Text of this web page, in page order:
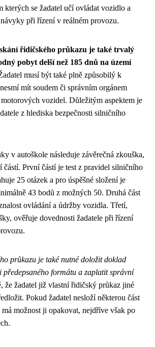
kterých se žadatel učí ovládat vozidlo a
při řízení v reálném provozu.
řidičského průkazu je také trvalý
pobyt delší než 185 dnů na území
musí být také plně způsobilý k
mít soudem či správním orgánem
vozidel. Důležitým aspektem je
z hlediska bezpečnosti silničního
v autoškole následuje závěrečná zkouška,
částí. První částí je test z pravidel silničního
25 otázek a pro úspěšné složení je
43 bodů z možných 50. Druhá část
ovládání a údržby vozidla. Třetí,
ověřuje dovednosti žadatele při řízení
průkazu je také nutné doložit doklad
předepsaného formátu a zaplatit správní
že žadatel již vlastní řidičský průkaz jiné
Pokud žadatel nesloží některou část
má možnost ji opakovat, nejdříve však po